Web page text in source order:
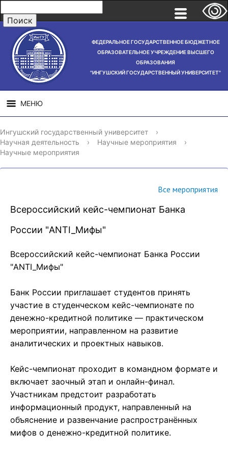
ФЕДЕРАЛЬНОЕ ГОСУДАРСТВЕННОЕ БЮДЖЕТНОЕ
ОБРАЗОВАТЕЛЬНОЕ УЧРЕЖДЕНИЕ ВЫСШЕГО
ОБРАЗОВАНИЯ
"ИНГУШСКИЙ ГОСУДАРСТВЕННЫЙ УНИВЕРСИТЕТ"
МЕНЮ
СВЕДЕНИЯ ОБ
ОБРАЗОВАТЕЛЬНОЙ
ОРГАНИЗАЦИИ
НАУЧНАЯ
ДЕЯТЕЛЬНОСТЬ
Ингушский государственный университет
›
Научная деятельность
› Научные мероприятия
›
Научные мероприятия
Все мероприятия
Всероссийский кейс-чемпионат Банка
России "ANTI_Мифы"
Всероссийский кейс-чемпионат Банка России
"ANTI_Мифы"
Банк России приглашает студентов принять
участие в студенческом кейс-чемпионате по
денежно-кредитной политике — практическом
мероприятии, направленном на развитие
аналитических и проектных навыков.
Кейс-чемпионат проходит в командном формате и
включает заочный этап и онлайн-финал.
Участникам предстоит разработать
информационный продукт, направленный на
объяснение и развенчание распространённых
мифов о денежно-кредитной политике.